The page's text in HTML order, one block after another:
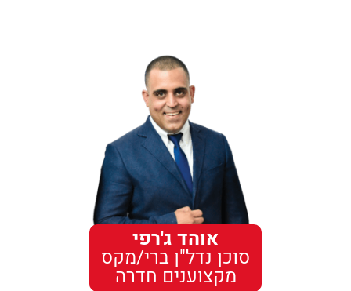
אוהד ג'רפי
סוכן נדל"ן ברי/מקס
מקצוענים חדרה